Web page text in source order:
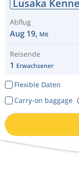
Lusaka
Abflug
Aug 19, Mit
Reisende
1 Erwachsener
Flexible Daten
Carry-on baggage